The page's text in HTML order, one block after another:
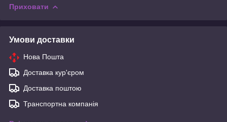
Приховати
Умови доставки
Нова Пошта
Доставка кур'єром
Доставка поштою
Транспортна компанія